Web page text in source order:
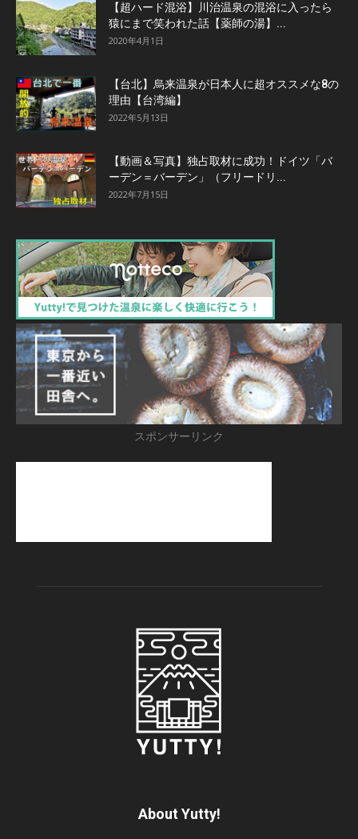
【超ハード混浴】川治温泉の混浴に入ったら
猿にまで笑われた話【薬師の湯】...
2020年4月1日
【台北】烏来温泉が日本人に超オススメな8の
理由【台湾編】
2022年5月13日
【動画＆写真】独占取材に成功！ドイツ「バ
ーデン＝バーデン」（フリードリ...
2022年7月15日
スポンサーリンク
About Yutty!